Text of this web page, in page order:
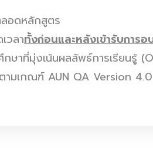
ลอดหลักสูตร
วลาทั้งก่อนและหลังเข้ารับการอ
ษาที่มุ่งเน้นผลลัพธ์การเรียนรู้
ตามเกณฑ์ AUN QA Version